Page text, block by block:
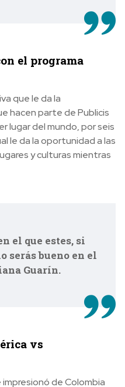
el programa
que le da la
hacen parte de Publicis
lugar del mundo, por seis
le da la oportunidad a las
y culturas mientras
el que estes, si
serás bueno en el
Guarín.
vs
de Colombia